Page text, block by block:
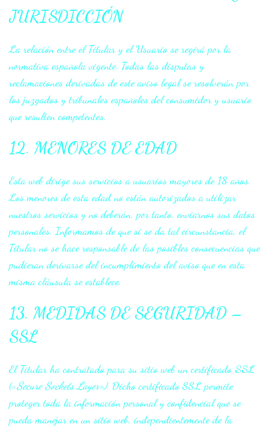
JURISDICCIÓN
La relación entre el Titular y el Usuario se regirá por la
normativa española vigente. Todas las disputas y
reclamaciones derivadas de este aviso legal se resolverán por
los juzgados y tribunales españoles del consumidor y usuario
que resulten competentes.
12. MENORES DE EDAD
Esta web dirige sus servicios a usuarios mayores de 18 años.
Los menores de esta edad no están autorizados a utilizar
nuestros servicios y no deberán, por tanto, enviarnos sus datos
personales. Informamos de que si se da tal circunstancia, el
Titular no se hace responsable de las posibles consecuencias que
pudieran derivarse del incumplimiento del aviso que en esta
misma cláusula se establece.
13. MEDIDAS DE SEGURIDAD –
SSL
El Titular ha contratado para su sitio web un certificado SSL
(«Secure Sockets Layer»). Dicho certificado SSL permite
proteger toda la información personal y confidencial que se
pueda manejar en un sitio web, independientemente de la